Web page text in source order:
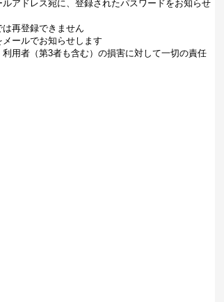
アドレス宛に、登録されたパスワードをお知らせ
再登録できません
ールでお知らせします
用者（第3者も含む）の損害に対して一切の責任